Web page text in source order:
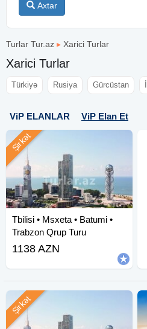
Axtar
Turlar Tur.az ▸ Xarici Turlar
Xarici Turlar
Türkiyə Rusiya Gürcüstan
ViP ELANLAR ViP Elan Et
Tbilisi • Msxeta • Batumi •
Trabzon Qrup Turu
Şirkət
1138 AZN
Şirkət